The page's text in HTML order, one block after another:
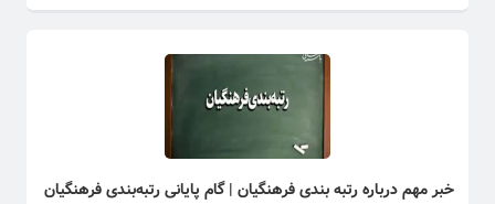
خبر مهم درباره رتبه بندی فرهنگیان | گام پایانی رتبه‌بندی فرهنگیان